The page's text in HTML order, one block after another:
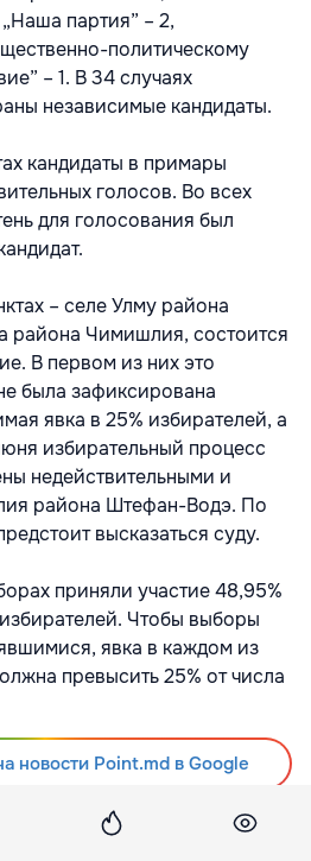
партия” – 2,
политическому
– 1. В 34 случаях
независимые кандидаты.
кандидаты в примары
голосов. Во всех
для голосования был
– селе Улму района
района Чимишлия, состоится
В первом из них это
была зафиксирована
явка в 25% избирателей, а
избирательный процесс
недействительными и
района Штефан-Водэ. По
высказаться суду.
приняли участие 48,95%
Чтобы выборы
явка в каждом из
превысить 25% от числа
новости Point.md в Google